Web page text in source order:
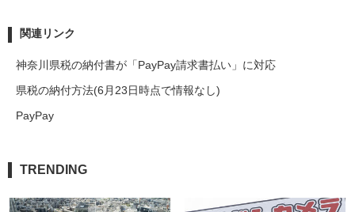
関連リンク
神奈川県税の納付書が「PayPay請求書払い」に対応
県税の納付方法(6月23日時点で情報なし)
PayPay
TRENDING